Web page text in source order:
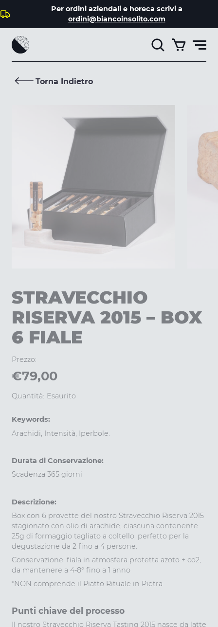
Per ordini aziendali e horeca scrivi a
ordini@biancoinsolito.com
Catalogo
Il mio account
Torna Indietro
STRAVECCHIO
RISERVA 2015 – BOX
6 FIALE
Prezzo:
€79,00
Quantità: Esaurito
Keywords:
Arachidi, Intensità, Iperbole.
Durata di Conservazione:
Scadenza 365 giorni
Descrizione:
Box con 6 provette del nostro Stravecchio Riserva 2015
stagionato con olio di arachide, ciascuna contenente
25g di formaggio tagliato a coltello, perfetto per la
degustazione da 2 fino a 4 persone.
Conservazione: fiala in atmosfera protetta azoto + co2,
da mantenere a 4-8° fino a 1 anno
*NON comprende il Piatto Rituale in Pietra
Punti chiave del processo
Il nostro Stravecchio Riserva Tasting 2015 nasce da latte